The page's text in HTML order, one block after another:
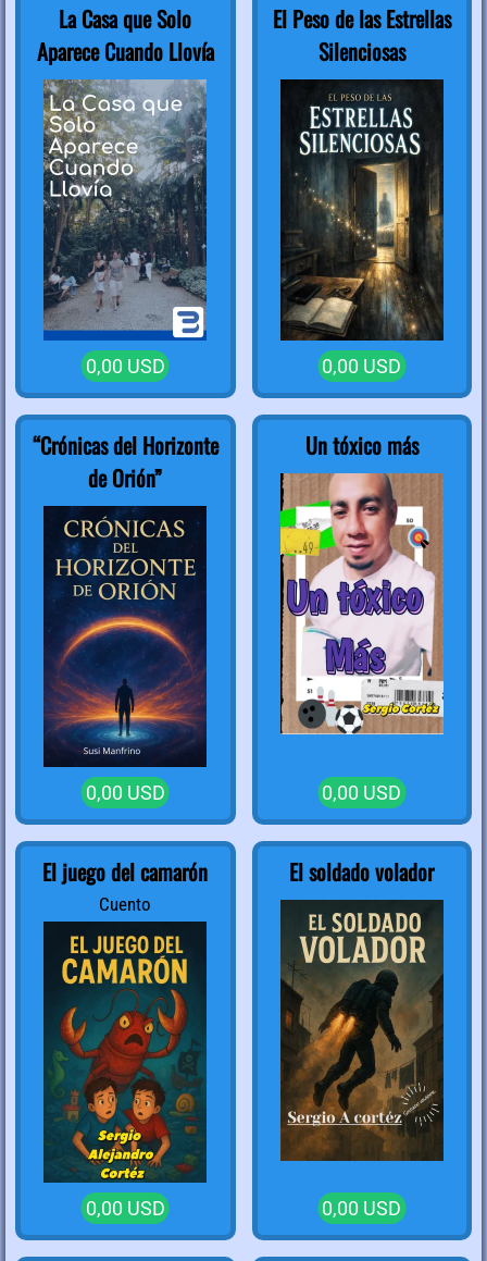
La Casa que Solo
Aparece Cuando Llovía
0,00 USD
El Peso de las Estrellas
Silenciosas
0,00 USD
“Crónicas del Horizonte
de Orión”
0,00 USD
Un tóxico más
0,00 USD
El juego del camarón
Cuento
0,00 USD
El soldado volador
0,00 USD